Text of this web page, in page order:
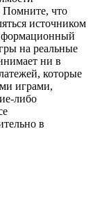
Помните, что
источником
на реальные
ни в
которые
играми,
либо
в